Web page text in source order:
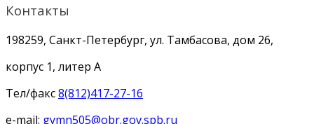
Контакты
198259, Санкт-Петербург, ул. Тамбасова, дом 26,
корпус 1, литер А
Тел/факс8(812)417-27-16
e-mail: gymn505@obr.gov.spb.ru